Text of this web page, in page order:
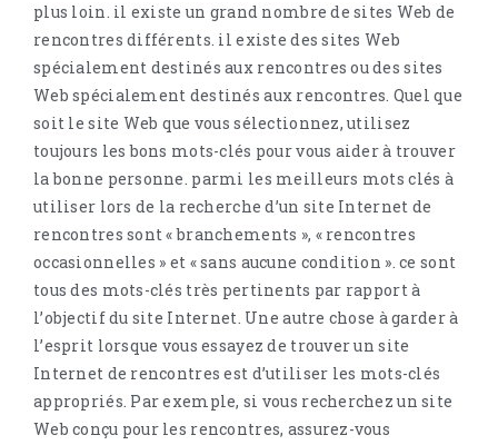
plus loin. il existe un grand nombre de sites Web de
rencontres différents. il existe des sites Web
spécialement destinés aux rencontres ou des sites
Web spécialement destinés aux rencontres. Quel que
soit le site Web que vous sélectionnez, utilisez
toujours les bons mots-clés pour vous aider à trouver
la bonne personne. parmi les meilleurs mots clés à
utiliser lors de la recherche d’un site Internet de
rencontres sont « branchements », « rencontres
occasionnelles » et « sans aucune condition ». ce sont
tous des mots-clés très pertinents par rapport à
l’objectif du site Internet. Une autre chose à garder à
l’esprit lorsque vous essayez de trouver un site
Internet de rencontres est d’utiliser les mots-clés
appropriés. Par exemple, si vous recherchez un site
Web conçu pour les rencontres, assurez-vous